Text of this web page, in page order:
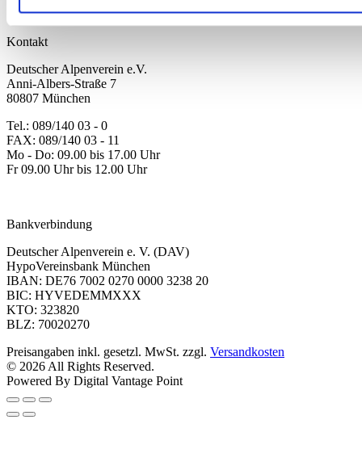
Sale
Kontakt
Deutscher Alpenverein e.V.
Anni-Albers-Straße 7
80807 München
Tel.: 089/140 03 - 0
FAX: 089/140 03 - 11
Mo - Do: 09.00 bis 17.00 Uhr
Fr 09.00 Uhr bis 12.00 Uhr
Bankverbindung
Deutscher Alpenverein e. V. (DAV)
HypoVereinsbank München
IBAN: DE76 7002 0270 0000 3238 20
BIC: HYVEDEMMXXX
KTO: 323820
BLZ: 70020270
Preisangaben inkl. gesetzl. MwSt. zzgl. Versandkosten
© 2026 All Rights Reserved.
Powered By Digital Vantage Point